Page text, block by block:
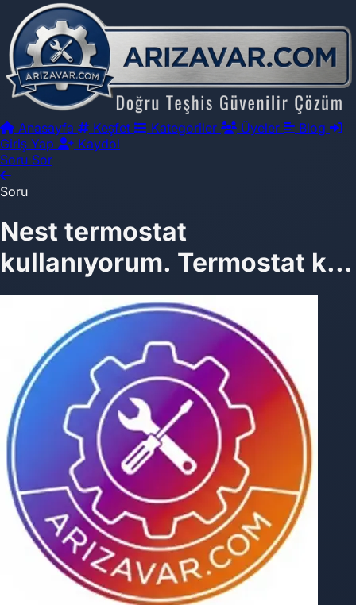
Anasayfa Keşfet Kategoriler Üyeler
Blog
Giriş Yap
Kaydol
Soru Sor
Soru
Nest termostat
kullanıyorum. Termostat k...